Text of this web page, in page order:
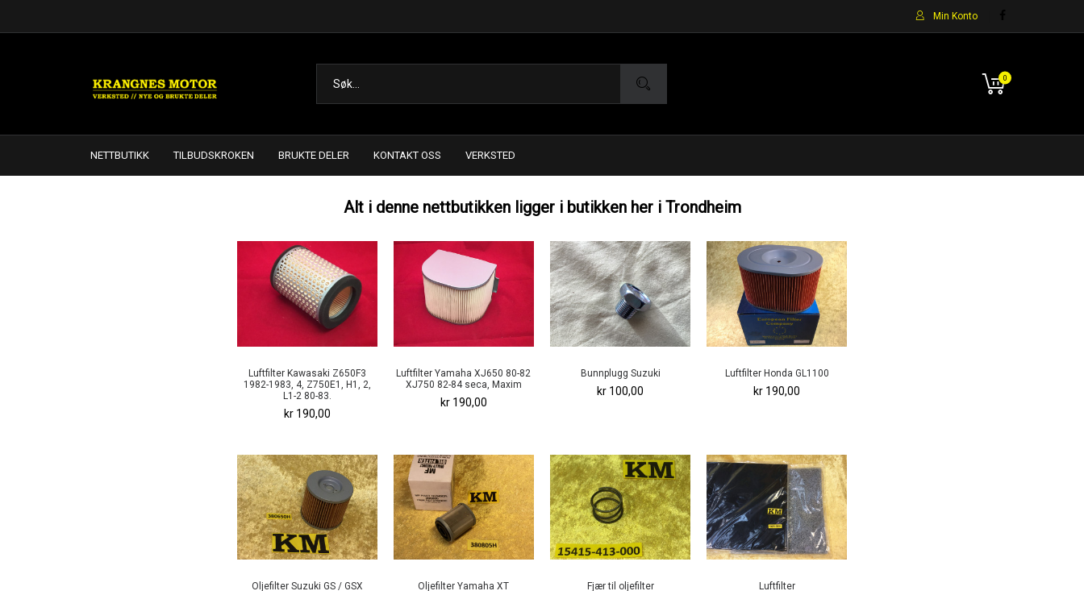
Min Konto
0
NETTBUTIKK TILBUDSKROKEN BRUKTE DELER KONTAKT OSS VERKSTED
Alt i denne nettbutikken ligger i butikken her i Trondheim
Luftfilter Kawasaki Z650F3
1982-1983, 4, Z750E1, H1, 2,
L1-2 80-83.
kr 190,00
Luftfilter Yamaha XJ650 80-82
XJ750 82-84 seca, Maxim
kr 190,00
Bunnplugg Suzuki
kr 100,00
Luftfilter Honda GL1100
kr 190,00
Oljefilter Suzuki GS / GSX Oljefilter Yamaha XT Fjær til oljefilter Luftfilter